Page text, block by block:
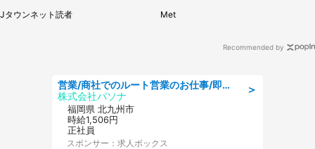
ていて（神奈川県・60代女性）
Jタウンネット読者 Met
Recommended by
＞
営業/商社でのルート営業のお仕事/即日勤務可/車通勤可/営業
株式会社パソナ
福岡県 北九州市
時給1,506円
正社員
スポンサー：求人ボックス